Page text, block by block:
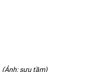
(Ảnh: sưu tầm)